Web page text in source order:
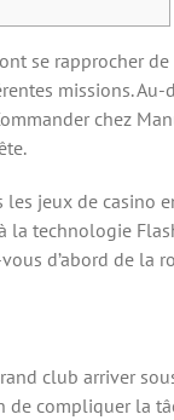
se rapprocher
missions.
chez
les jeux de casino
la technologie
d’abord de
club arriver
compliquer la